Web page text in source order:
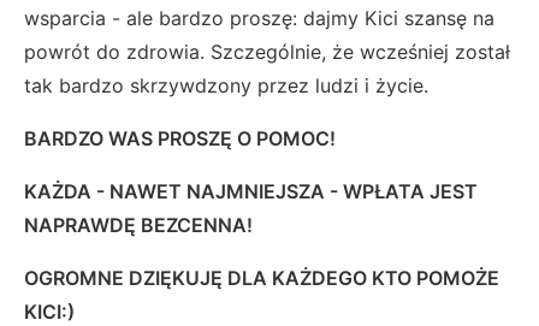
wsparcia - ale bardzo proszę: dajmy Kici szansę na
powrót do zdrowia. Szczególnie, że wcześniej został
tak bardzo skrzywdzony przez ludzi i życie.
BARDZO WAS PROSZĘ O POMOC!
KAŻDA - NAWET NAJMNIEJSZA - WPŁATA JEST
NAPRAWDĘ BEZCENNA!
OGROMNE DZIĘKUJĘ DLA KAŻDEGO KTO POMOŻE
KICI:)